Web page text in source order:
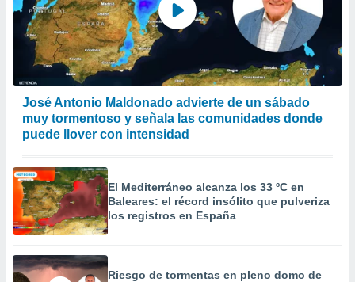
José Antonio Maldonado advierte de un sábado
muy tormentoso y señala las comunidades donde
puede llover con intensidad
El Mediterráneo alcanza los 33 ºC en
Baleares: el récord insólito que pulveriza
los registros en España
Riesgo de tormentas en pleno domo de